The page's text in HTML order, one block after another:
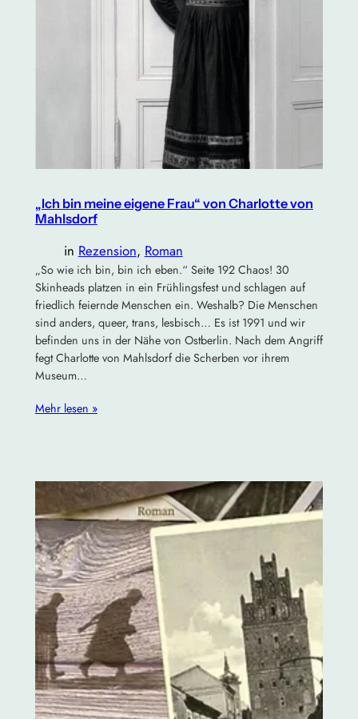
„Ich bin meine eigene Frau“ von Charlotte von
Mahlsdorf
in Rezension, Roman
„So wie ich bin, bin ich eben.“ Seite 192 Chaos! 30
Skinheads platzen in ein Frühlingsfest und schlagen auf
friedlich feiernde Menschen ein. Weshalb? Die Menschen
sind anders, queer, trans, lesbisch… Es ist 1991 und wir
befinden uns in der Nähe von Ostberlin. Nach dem Angriff
fegt Charlotte von Mahlsdorf die Scherben vor ihrem
Museum…
Mehr lesen »